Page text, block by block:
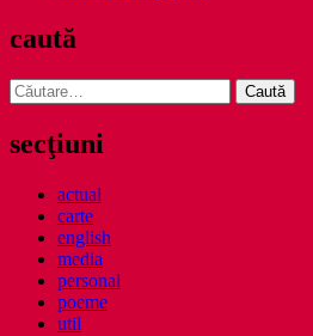
caută
Caută
după:
secţiuni
actual
carte
english
media
personal
poeme
util